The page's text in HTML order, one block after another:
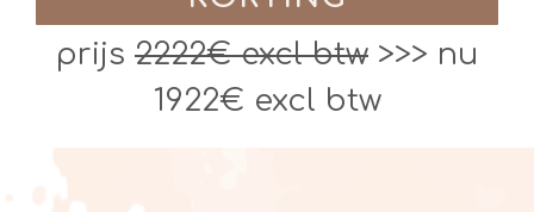
prijs 2222€ excl btw >>> nu
1922€ excl btw